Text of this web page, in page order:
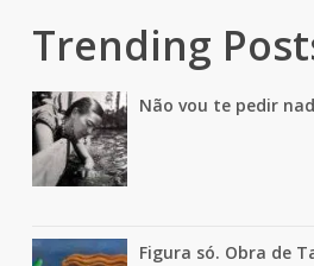
Trending
Não vou te pedir
Figura só. Obra de